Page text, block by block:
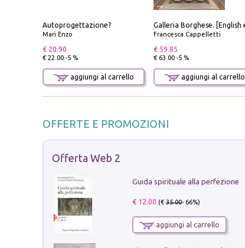
Autoprogettazione?
Mari Enzo
€ 20.90
€ 22.00 -5 %
aggiungi al carrello
Francesca Cappelletti
€ 59.85
€ 63.00 -5 %
aggiungi al carrello
OFFERTE E PROMOZIONI
Offerta Web 2
Guida spirituale alla perfezione
€ 12.00 (€35.00- 66%)
aggiungi al carrello